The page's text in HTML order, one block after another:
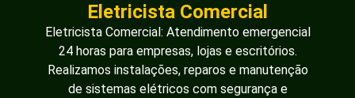
Eletricista Comercial
Eletricista Comercial: Atendimento emergencial
24 horas para empresas, lojas e escritórios.
Realizamos instalações, reparos e manutenção
de sistemas elétricos com segurança e